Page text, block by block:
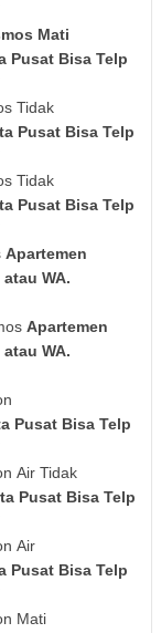
Mati
Pusat Bisa Telp
Tidak
Pusat Bisa Telp
Tidak
Pusat Bisa Telp
Apartemen
WA.
Apartemen
WA.
Pusat Bisa Telp
Air Tidak
Pusat Bisa Telp
Air
Pusat Bisa Telp
Mati